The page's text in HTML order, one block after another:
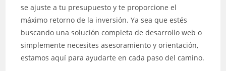
se ajuste a tu presupuesto y te proporcione el
máximo retorno de la inversión. Ya sea que estés
buscando una solución completa de desarrollo web o
simplemente necesites asesoramiento y orientación,
estamos aquí para ayudarte en cada paso del camino.